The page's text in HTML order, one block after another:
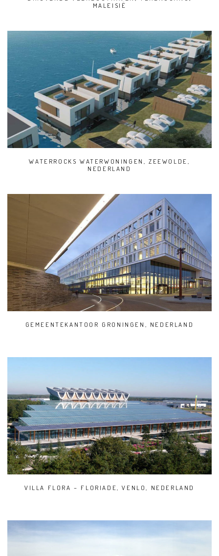
MALEISIË
WATERROCKS WATERWONINGEN, ZEEWOLDE,
NEDERLAND
GEMEENTEKANTOOR GRONINGEN, NEDERLAND
VILLA FLORA – FLORIADE, VENLO, NEDERLAND